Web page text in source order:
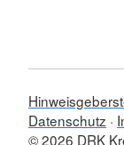
Datenschutz
© 2026 DRK